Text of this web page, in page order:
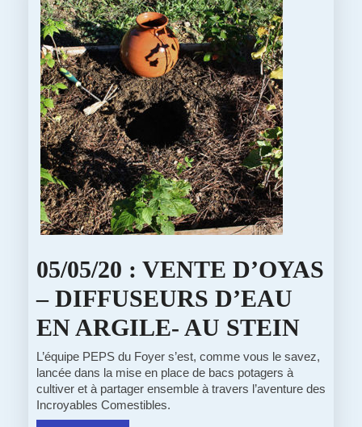
05/05/20 : VENTE D’OYAS
– DIFFUSEURS D’EAU
EN ARGILE- AU STEIN05/
:
L’équipe PEPS du Foyer s’est, comme vous le savez,
lancée dans la mise en place de bacs potagers à
cultiver et à partager ensemble à travers l’aventure des
Incroyables Comestibles.